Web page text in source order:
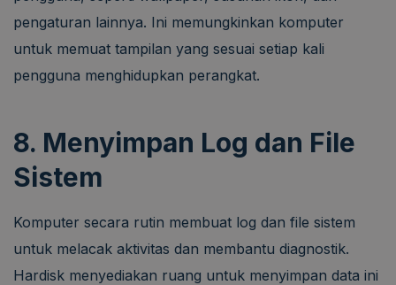
pengaturan lainnya. Ini memungkinkan komputer
untuk memuat tampilan yang sesuai setiap kali
pengguna menghidupkan perangkat.
8. Menyimpan Log dan File
Sistem
Komputer secara rutin membuat log dan file sistem
untuk melacak aktivitas dan membantu diagnostik.
Hardisk menyediakan ruang untuk menyimpan data ini